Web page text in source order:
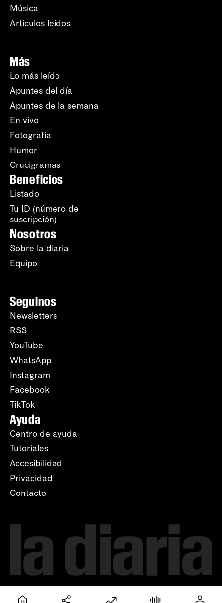
Música
Artículos leídos
Más
Lo más leído
Apuntes del día
Apuntes de la semana
En vivo
Fotografía
Humor
Crucigramas
Beneficios
Listado
Tu ID (número de
suscripción)
Nosotros
Sobre la diaria
Equipo
Seguinos
Newsletters
RSS
YouTube
WhatsApp
Instagram
Facebook
TikTok
Ayuda
Centro de ayuda
Tutoriales
Accesibilidad
Privacidad
Contacto